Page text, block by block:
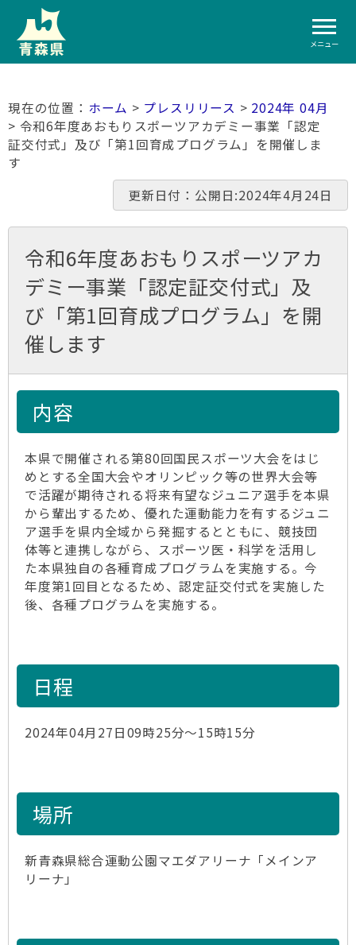
メニュー
ホーム > プレスリリース > 2024年 04月
> 令和6年度あおもりスポーツアカデミー事業「認定
証交付式」及び「第1回育成プログラム」を開催しま
す
更新日付：公開日:2024年4月24日
令和6年度あおもりスポーツアカ
デミー事業「認定証交付式」及
び「第1回育成プログラム」を開
催します
内容
本県で開催される第80回国民スポーツ大会をはじ
めとする全国大会やオリンピック等の世界大会等
で活躍が期待される将来有望なジュニア選手を本県
から輩出するため、優れた運動能力を有するジュニ
ア選手を県内全域から発掘するとともに、競技団
体等と連携しながら、スポーツ医・科学を活用し
た本県独自の各種育成プログラムを実施する。今
年度第1回目となるため、認定証交付式を実施した
後、各種プログラムを実施する。
日程
2024年04月27日09時25分～15時15分
場所
新青森県総合運動公園マエダアリーナ「メインア
リーナ」